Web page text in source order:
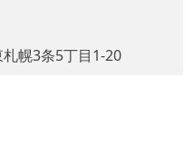
幌3条5丁目1-20